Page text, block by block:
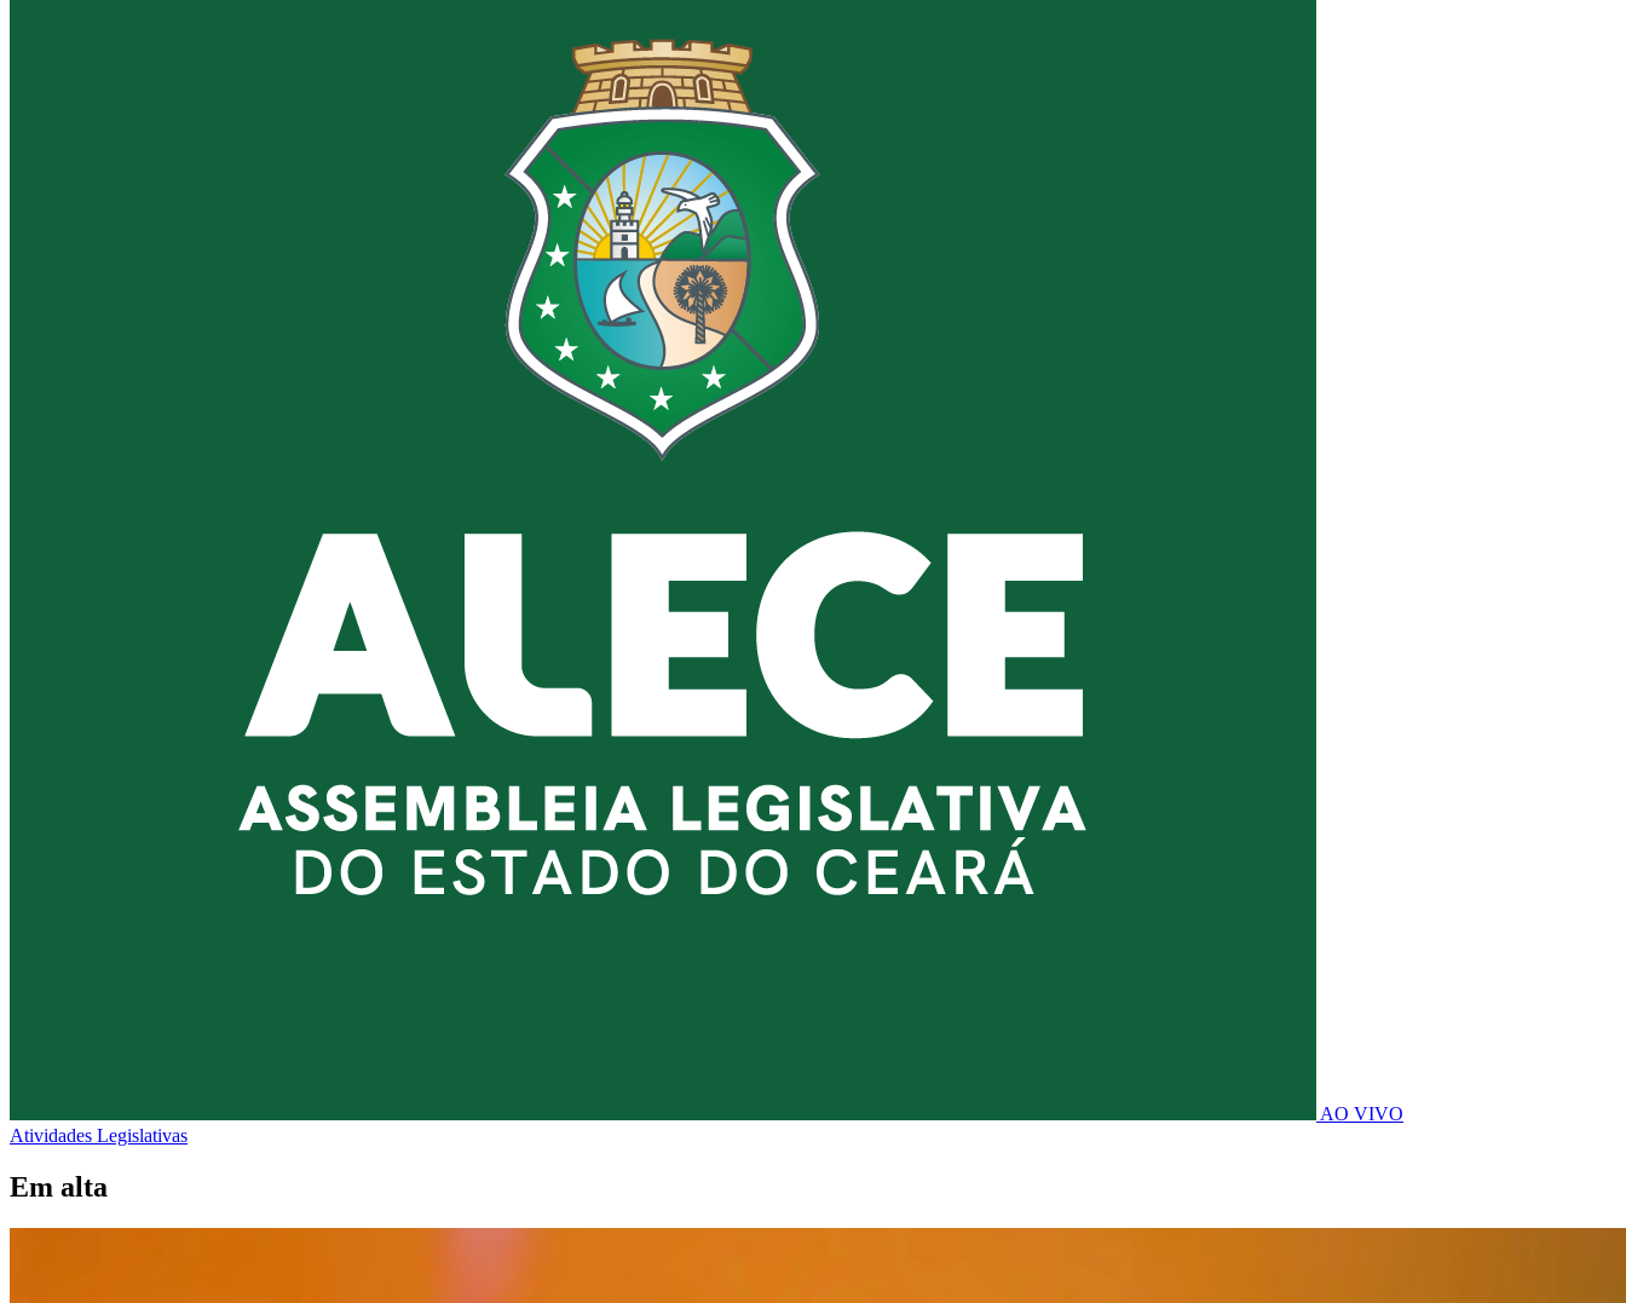
AO VIVO
Atividades Legislativas
Em alta